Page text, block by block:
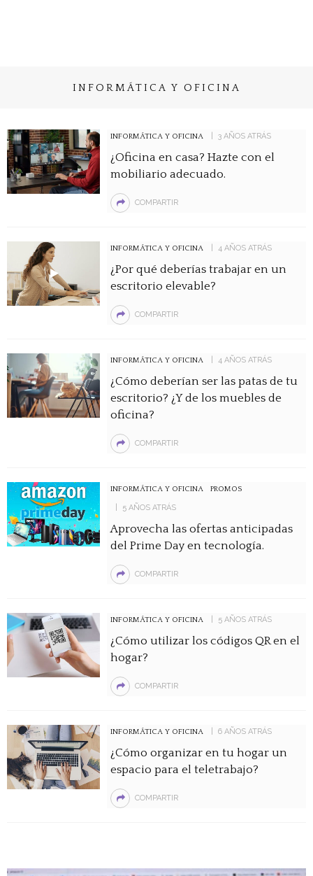
INFORMÁTICA Y OFICINA
INFORMÁTICA Y OFICINA 3 AÑOS ATRÁS
¿Oficina en casa? Hazte con el
mobiliario adecuado.
COMPARTIR
INFORMÁTICA Y OFICINA 4 AÑOS ATRÁS
¿Por qué deberías trabajar en un
escritorio elevable?
COMPARTIR
INFORMÁTICA Y OFICINA 4 AÑOS ATRÁS
¿Cómo deberían ser las patas de tu
escritorio? ¿Y de los muebles de
oficina?
COMPARTIR
INFORMÁTICA Y OFICINA PROMOS
5 AÑOS ATRÁS
Aprovecha las ofertas anticipadas
del Prime Day en tecnología.
COMPARTIR
INFORMÁTICA Y OFICINA 5 AÑOS ATRÁS
¿Cómo utilizar los códigos QR en el
hogar?
COMPARTIR
INFORMÁTICA Y OFICINA 6 AÑOS ATRÁS
¿Cómo organizar en tu hogar un
espacio para el teletrabajo?
COMPARTIR